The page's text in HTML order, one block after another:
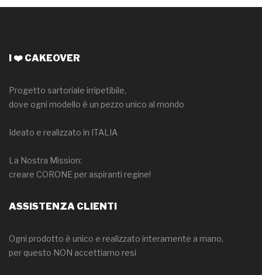
I ❤️ CAKEOVER
Progetto sartoriale irripetibile,
dove ogni modello è un pezzo unico al mondo
Ideato e realizzato in ITALIA
La Nostra Mission:
creare CORONE per aspiranti regine!
ASSISTENZA CLIENTI
Ogni prodotto è unico e realizzato interamente a mano,
per questo NON accettiamo resi